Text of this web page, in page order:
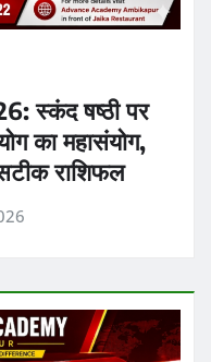
स्कंद षष्ठी पर
का महासंयोग,
राशिफल